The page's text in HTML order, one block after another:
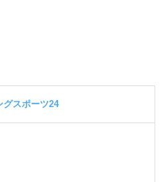
グスポーツ24